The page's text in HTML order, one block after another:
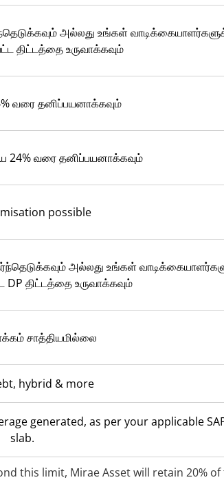
அல்லது உங்கள்
திட்டத்தை உருவாக்கவும்
வரை தனிப்பயனாக்கவும்
24% வரை தனிப்பயனாக்கவும்
possible
அல்லது உங்கள்
திட்டத்தை உருவாக்கவும்
சாத்தியமில்லை
hybrid & more
generated, as per your applicable
slab.
this limit, Mirae Asset will retain 20% of